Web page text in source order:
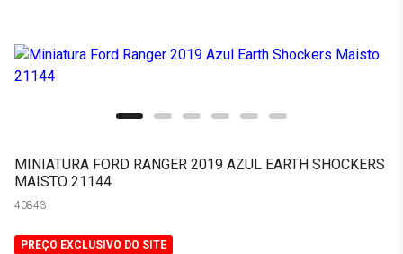
MINIATURA FORD RANGER 2019 AZUL EARTH SHOCKERS
MAISTO 21144
40843
PREÇO EXCLUSIVO DO SITE